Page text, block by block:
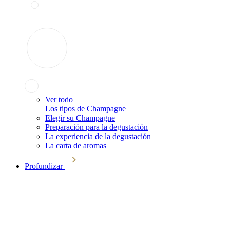
Ver todo
Los tipos de Champagne
Elegir su Champagne
Preparación para la degustación
La experiencia de la degustación
La carta de aromas
Profundizar